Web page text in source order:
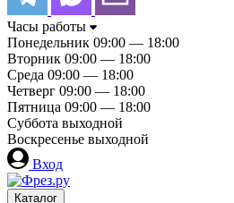
Часы работы
Понедельник 09:00 — 18:00
Вторник 09:00 — 18:00
Среда 09:00 — 18:00
Четверг 09:00 — 18:00
Пятница 09:00 — 18:00
Суббота выходной
Воскресенье выходной
Вход
Каталог